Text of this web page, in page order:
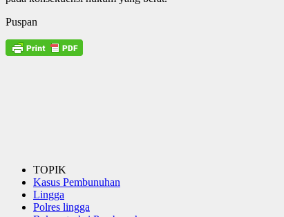
Puspan
TOPIK
Kasus Pembunuhan
Lingga
Polres lingga